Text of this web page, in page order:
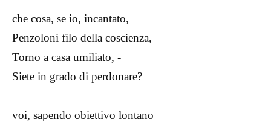
che cosa, se io, incantato,
Penzoloni filo della coscienza,
Torno a casa umiliato, -
Siete in grado di perdonare?
voi, sapendo obiettivo lontano